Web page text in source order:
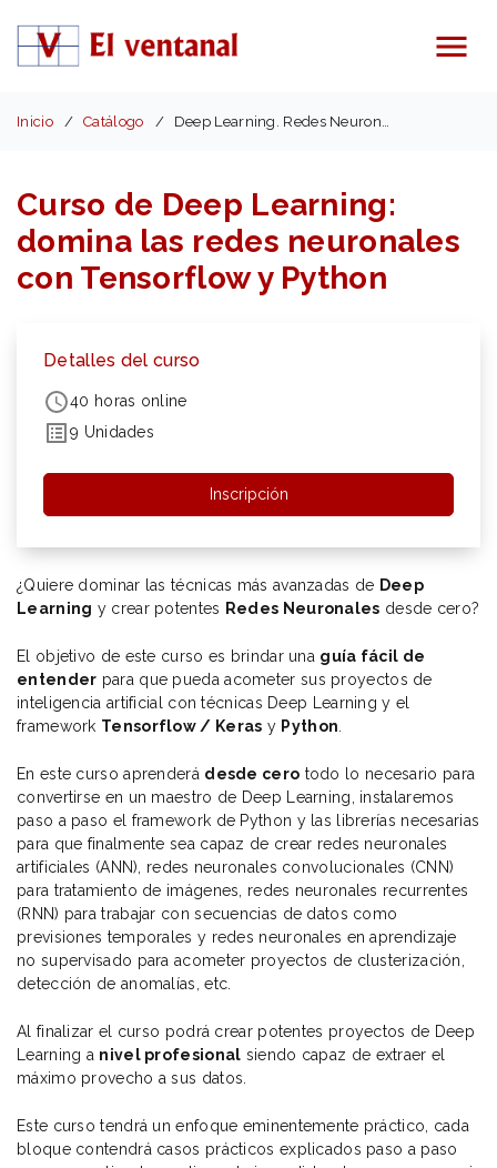
Menú
Inicio Catálogo Deep Learning. Redes Neuronales. Tensorflow.Python
Curso de Deep Learning:
domina las redes neuronales
con Tensorflow y Python
Detalles del curso
40 horas online
9 Unidades
Inscripción
¿Quiere dominar las técnicas más avanzadas de Deep
Learning y crear potentes Redes Neuronales desde cero?
El objetivo de este curso es brindar una guía fácil de
entender para que pueda acometer sus proyectos de
inteligencia artificial con técnicas Deep Learning y el
framework Tensorflow / Keras y Python
En este curso aprenderá desde cero todo lo necesario para
convertirse en un maestro de Deep Learning, instalaremos
paso a paso el framework de Python y las librerías necesarias
para que finalmente sea capaz de crear redes neuronales
artificiales (ANN), redes neuronales convolucionales (CNN)
para tratamiento de imágenes, redes neuronales recurrentes
(RNN) para trabajar con secuencias de datos como
previsiones temporales y redes neuronales en aprendizaje
no supervisado para acometer proyectos de clusterización,
detección de anomalías, etc.
Al finalizar el curso podrá crear potentes proyectos de Deep
Learning a nivel profesional siendo capaz de extraer el
máximo provecho a sus datos.
Este curso tendrá un enfoque eminentemente práctico, cada
bloque contendrá casos prácticos explicados paso a paso